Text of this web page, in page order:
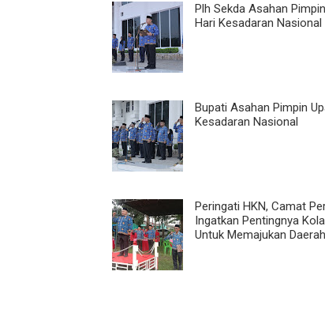
Plh Sekda Asahan
Hari Kesadaran Nasional
Bupati Asahan Pimpin
Kesadaran Nasional
Peringati HKN, Camat
Ingatkan Pentingnya
Untuk Memajukan Daerah